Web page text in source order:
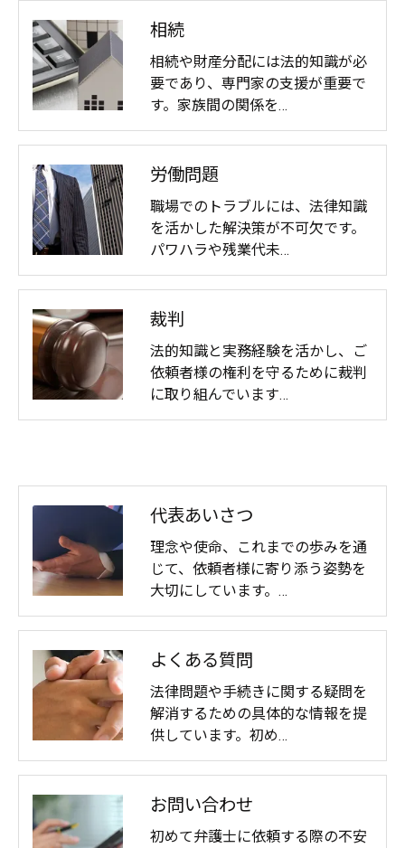
相続
相続や財産分配には法的知識が必
要であり、専門家の支援が重要で
す。家族間の関係を…
労働問題
職場でのトラブルには、法律知識
を活かした解決策が不可欠です。
パワハラや残業代未…
裁判
法的知識と実務経験を活かし、ご
依頼者様の権利を守るために裁判
に取り組んでいます…
代表あいさつ
理念や使命、これまでの歩みを通
じて、依頼者様に寄り添う姿勢を
大切にしています。…
よくある質問
法律問題や手続きに関する疑問を
解消するための具体的な情報を提
供しています。初め…
お問い合わせ
初めて弁護士に依頼する際の不安